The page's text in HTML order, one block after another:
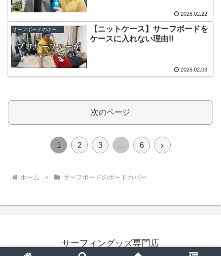
2026.02.22
【ニットケース】サーフボードを
ケースに入れない理由!!
2026.02.03
次のページ
1 2 3 … 6
次
ホーム サーフボードのボードカバー
サーフィングッズ専門店